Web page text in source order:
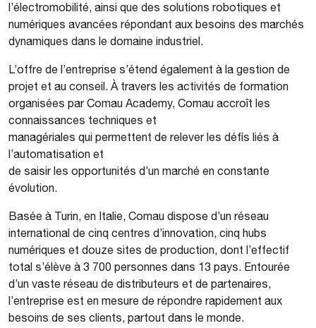
l’électromobilité, ainsi que des solutions robotiques et
numériques avancées répondant aux besoins des marchés
dynamiques dans le domaine industriel.
L’offre de l’entreprise s’étend également à la gestion de
projet et au conseil. À travers les activités de formation
organisées par Comau Academy, Comau accroît les
connaissances techniques et
managériales qui permettent de relever les défis liés à
l’automatisation et
de saisir les opportunités d’un marché en constante
évolution.
Basée à Turin, en Italie, Comau dispose d’un réseau
international de cinq centres d’innovation, cinq hubs
numériques et douze sites de production, dont l’effectif
total s’élève à 3 700 personnes dans 13 pays. Entourée
d’un vaste réseau de distributeurs et de partenaires,
l’entreprise est en mesure de répondre rapidement aux
besoins de ses clients, partout dans le monde.